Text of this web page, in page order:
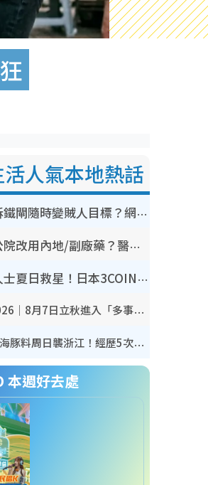
人氣本地熱話
裝修拆鐵閘隨時變賊人目標？網民揭2大關鍵用途：裝新式等於白裝？附新舊鐵閘分別
網傳公院改用內地/副廠藥？醫生拆解正副廠分別 揭4類人換藥隨時出事
怕蟲人士夏日救星！日本3COINS爆紅驅蟲神器$45起 1招「全程免觸碰」輕鬆搞定小強
立秋2026｜8月7日立秋進入「多事之秋」 3件事唔做得！專家教6招開運 清枱頭／銀包納氣接好運
颱風白海豚料周日襲浙江！經歷5次「眼牆置換」極罕見 成登陸內地最長途颱風
本週好去處